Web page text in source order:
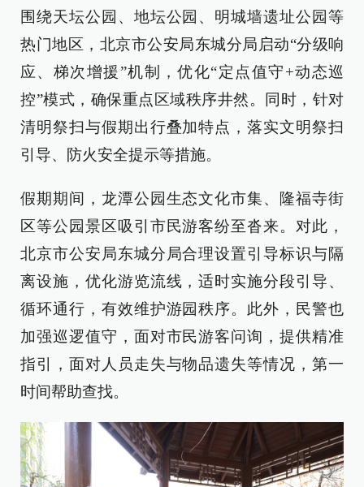
围绕天坛公园、地坛公园、明城墙遗址公园等
热门地区，北京市公安局东城分局启动“分级响
应、梯次增援”机制，优化“定点值守+动态巡
控”模式，确保重点区域秩序井然。同时，针对
清明祭扫与假期出行叠加特点，落实文明祭扫
引导、防火安全提示等措施。
假期期间，龙潭公园生态文化市集、隆福寺街
区等公园景区吸引市民游客纷至沓来。对此，
北京市公安局东城分局合理设置引导标识与隔
离设施，优化游览流线，适时实施分段引导、
循环通行，有效维护游园秩序。此外，民警也
加强巡逻值守，面对市民游客问询，提供精准
指引，面对人员走失与物品遗失等情况，第一
时间帮助查找。